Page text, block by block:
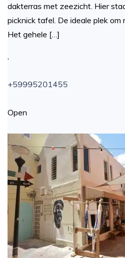
dakterras met zeezicht. Hier
picknick tafel. De ideale plek om
Het gehele […]
+59995201455
Open